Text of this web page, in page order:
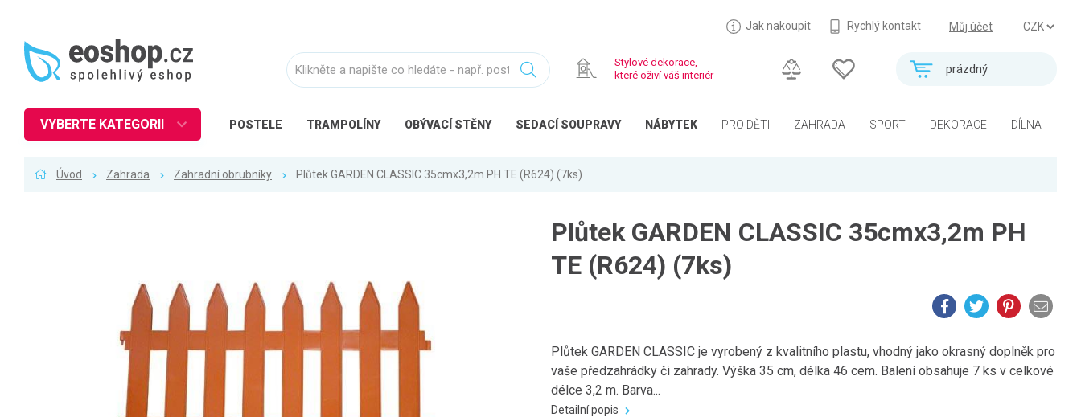
Můj účet
Jak nakoupit Rychlý kontakt
prázdný
Stylové dekorace,
které oživí váš interiér
POSTELE TRAMPOLÍNY OBÝVACÍ STĚNY SEDACÍ SOUPRAVY NÁBYTEK PRO DĚTI ZAHRADA SPORT DEKORACE DÍLNA
VYBERTE KATEGORII
Předsíň a chodba
Pracovna a kancelář
Balkon a terasa
Úvod Zahrada Zahradní obrubníky Plůtek GARDEN CLASSIC 35cmx3,2m PH TE (R624) (7ks)
Plůtek GARDEN CLASSIC 35cmx3,2m PH
TE (R624) (7ks)
Plůtek GARDEN CLASSIC je vyrobený z kvalitního plastu, vhodný jako okrasný doplněk pro
vaše předzahrádky či zahrady. Výška 35 cm, délka 46 cem. Balení obsahuje 7 ks v celkové
délce 3,2 m. Barva...
Detailní popis